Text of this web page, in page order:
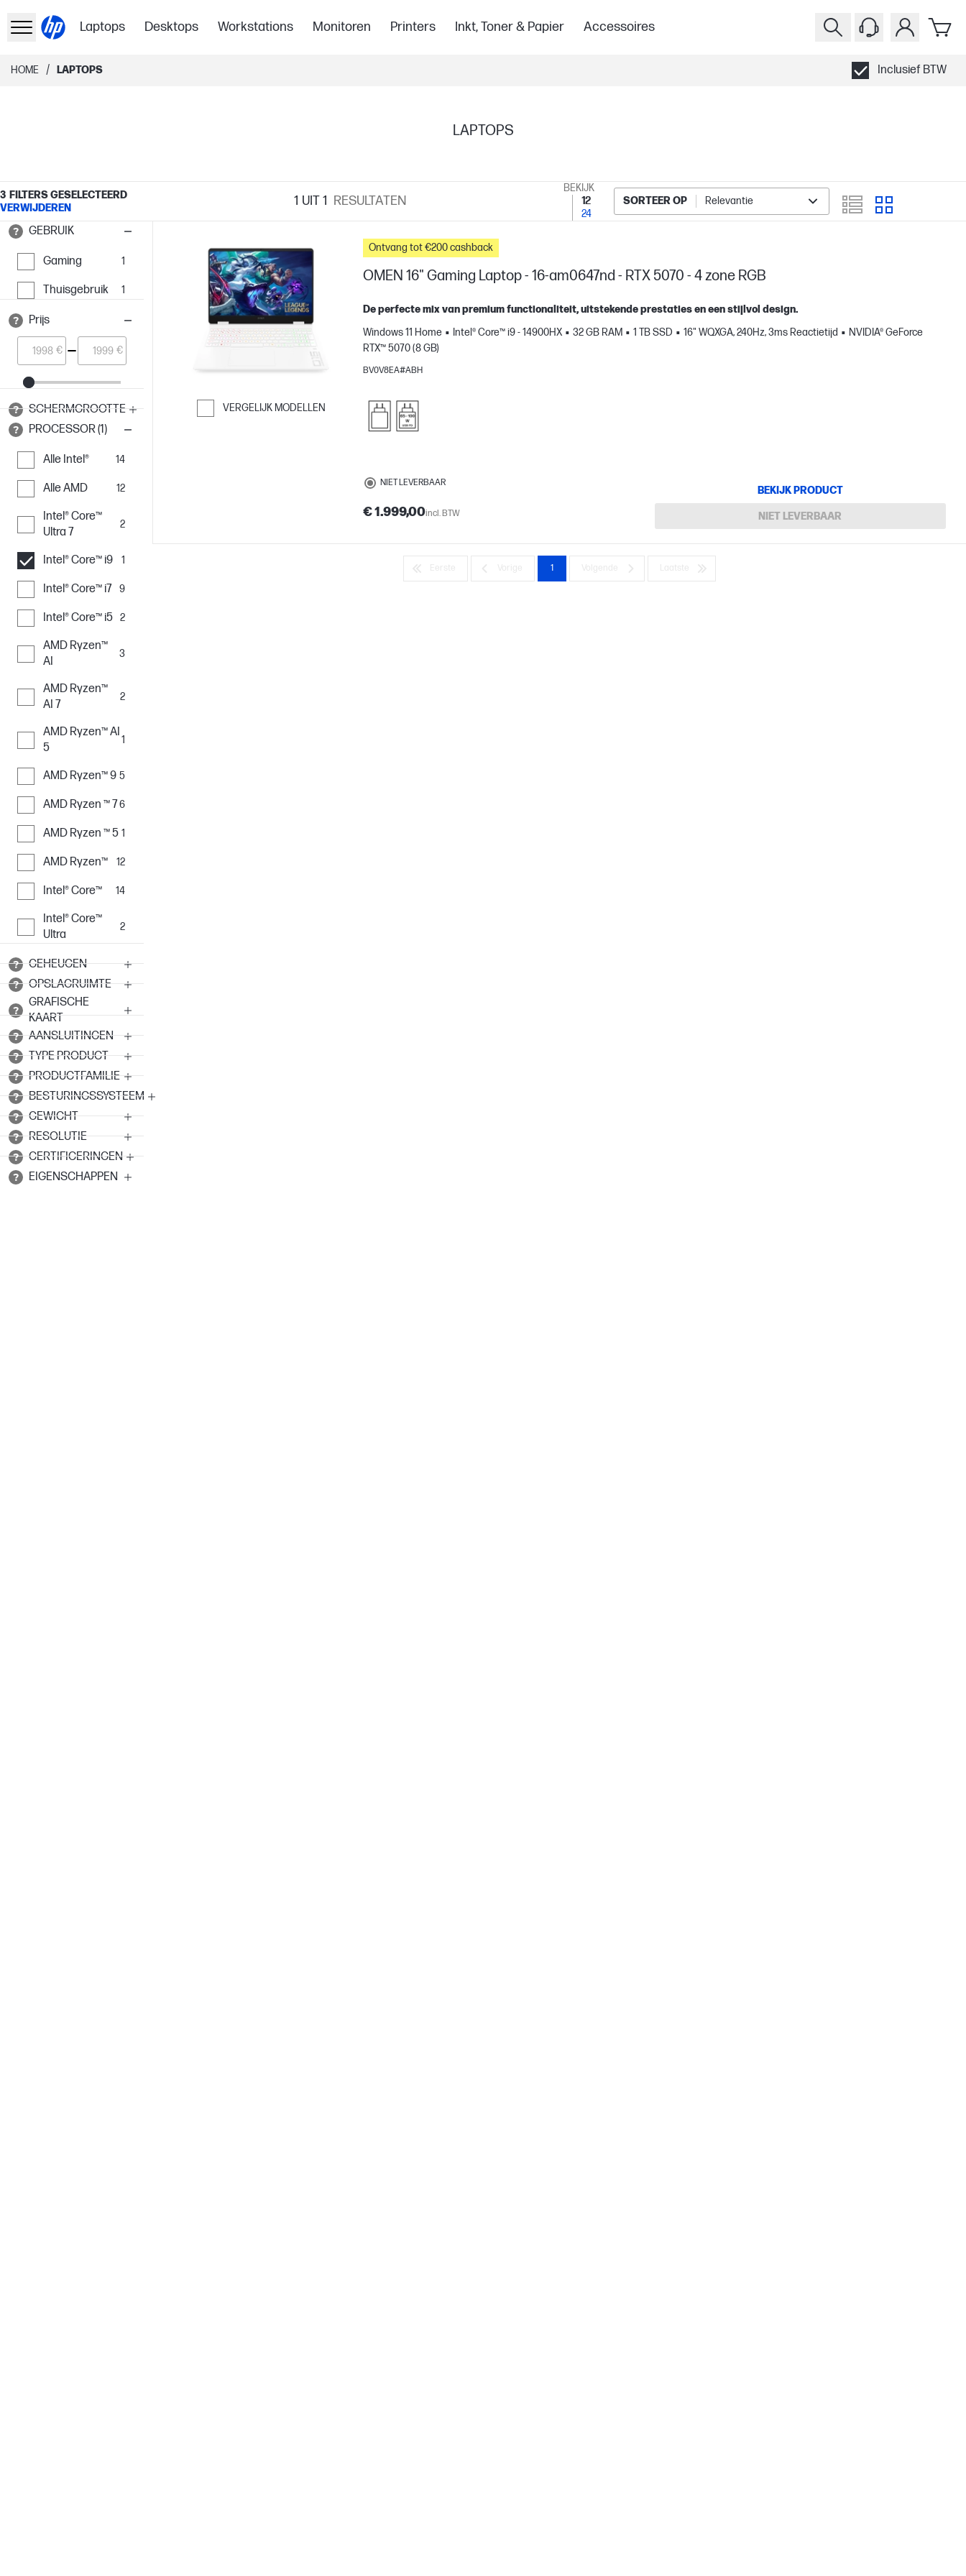
Laptops Desktops Workstations Monitoren Printers Inkt, Toner & Papier Accessoires
HOME / LAPTOPS Inclusief BTW
LAPTOPS
3 FILTERS GESELECTEERD
VERWIJDEREN
1 UIT 1 RESULTATEN
BEKIJK
12
24
SORTEER OP Relevantie
GEBRUIK
Gaming 1
Thuisgebruik 1
Prijs
€ €
SCHERMGROOTTE
PROCESSOR (1)
Alle Intel® 14
Alle AMD 12
Intel® Core™
Ultra 7
2
Intel® Core™ i9 1
Intel® Core™ i7 9
Intel® Core™ i5 2
AMD Ryzen™
AI
3
AMD Ryzen™
AI 7
2
AMD Ryzen™ AI
5
1
AMD Ryzen™ 9 5
AMD Ryzen ™ 76
AMD Ryzen ™ 5 1
AMD Ryzen™ 12
Intel® Core™ 14
Intel® Core™
Ultra
2
GEHEUGEN
OPSLAGRUIMTE
GRAFISCHE
KAART
AANSLUITINGEN
TYPE PRODUCT
PRODUCTFAMILIE
BESTURINGSSYSTEEM
GEWICHT
RESOLUTIE
CERTIFICERINGEN
EIGENSCHAPPEN
VERGELIJK MODELLEN
Ontvang tot €200 cashback
OMEN 16" Gaming Laptop - 16-am0647nd - RTX 5070 - 4 zone RGB
De perfecte mix van premium functionaliteit, uitstekende prestaties en een stijlvol design.
Windows 11 Home
Intel® Core™ i9 - 14900HX 32 GB RAM 1 TB SSD 16" WQXGA, 240Hz, 3ms Reactietijd
NVIDIA® GeForce
RTX™ 5070 (8 GB)
BV0V8EA#ABH
NIET LEVERBAAR
€ 1.999,00incl. BTW
BEKIJK PRODUCT
NIET LEVERBAAR
1